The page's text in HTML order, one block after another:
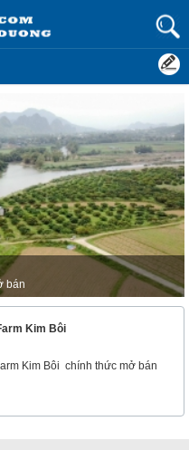
bán
Kim Bôi
Kim Bôi chính thức mở bán